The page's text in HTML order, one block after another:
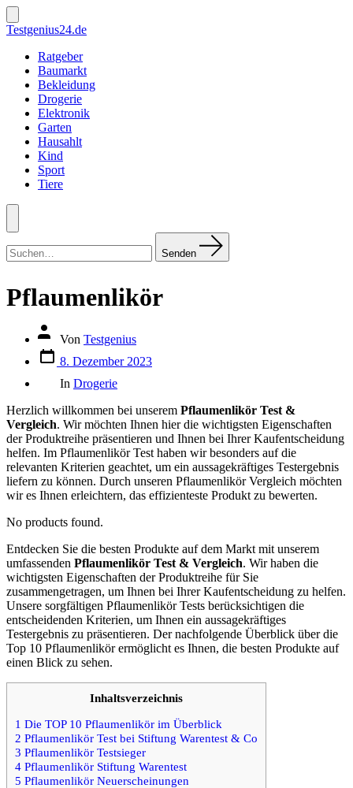
Zum
Inhalt
springen
Suche
ein-/ausblenden
Testgenius24.de
Ratgeber
Baumarkt
Bekleidung
Drogerie
Elektronik
Garten
Hausahlt
Kind
Sport
Tiere
Menü
nach:
Senden
Pflaumenlikör
Autor
Beitrags
Von Testgenius
Datum
des
Beitrags
8. Dezember 2023
In Drogerie
Herzlich willkommen bei unserem Pflaumenlikör Test &
Vergleich. Wir möchten Ihnen hier die wichtigsten Eigenschaften
der Produktreihe präsentieren und Ihnen bei Ihrer Kaufentscheidung
helfen. Im Pflaumenlikör Test haben wir besonders auf die
relevanten Kriterien geachtet, um ein aussagekräftiges Testergebnis
liefern zu können. Durch unseren Pflaumenlikör Vergleich möchten
wir es Ihnen erleichtern, das effizienteste Produkt zu bewerten.
No products found.
Entdecken Sie die besten Produkte auf dem Markt mit unserem
umfassenden Pflaumenlikör Test & Vergleich. Wir haben die
wichtigsten Eigenschaften der Produktreihe für Sie
zusammengetragen, um Ihnen bei Ihrer Kaufentscheidung zu helfen.
Unsere sorgfältigen Pflaumenlikör Tests berücksichtigen die
entscheidenden Kriterien, um Ihnen ein aussagekräftiges
Testergebnis zu präsentieren. Der nachfolgende Überblick über die
Top 10 Pflaumenlikör ermöglicht es Ihnen, die besten Produkte auf
einen Blick zu sehen.
Inhaltsverzeichnis
1 Die TOP 10 Pflaumenlikör im Überblick
2 Pflaumenlikör Test bei Stiftung Warentest & Co
3 Pflaumenlikör Testsieger
4 Pflaumenlikör Stiftung Warentest
5 Pflaumenlikör Neuerscheinungen